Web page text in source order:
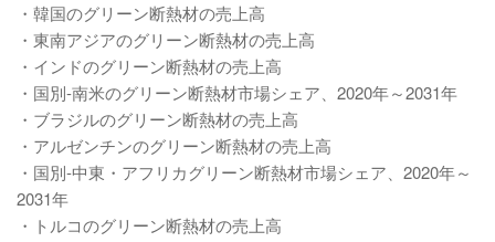
・韓国のグリーン断熱材の売上高
・東南アジアのグリーン断熱材の売上高
・インドのグリーン断熱材の売上高
・国別-南米のグリーン断熱材市場シェア、2020年～2031年
・ブラジルのグリーン断熱材の売上高
・アルゼンチンのグリーン断熱材の売上高
・国別-中東・アフリカグリーン断熱材市場シェア、2020年～
2031年
・トルコのグリーン断熱材の売上高